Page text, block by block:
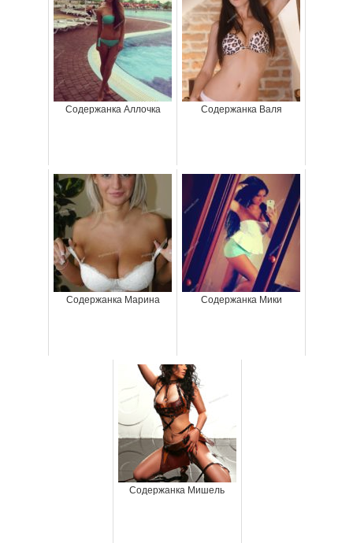
Содержанка Аллочка Содержанка Валя
Содержанка Марина Содержанка Мики
Содержанка Мишель